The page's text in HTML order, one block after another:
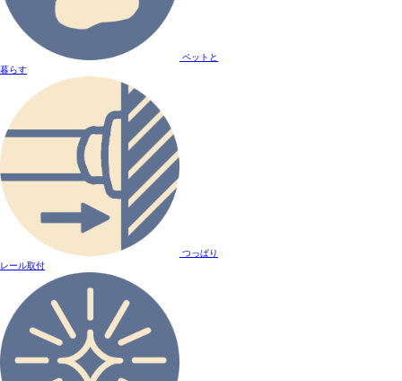
ペットと
暮らす
つっぱり
レール取付